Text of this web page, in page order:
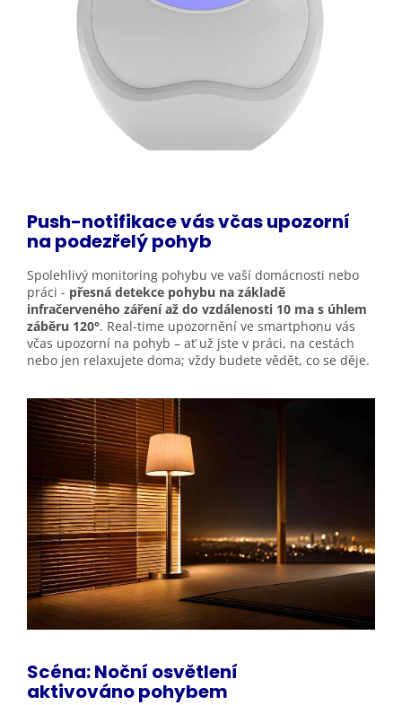
Push-notifikace vás včas upozorní
na podezřelýpohyb
Spolehlivý monitoring pohybu ve vaší domácnosti nebo
práci - přesná detekce pohybu na základě
infračerveného záření až do vzdálenosti 10 ma s úhlem
záběru 120°. Real-time upozornění ve smartphonu vás
včas upozorní na pohyb – ať už jste v práci, na cestách
nebo jen relaxujete doma; vždy budete vědět, co se děje.
Scéna: Noční osvětlení
aktivovánopohybem